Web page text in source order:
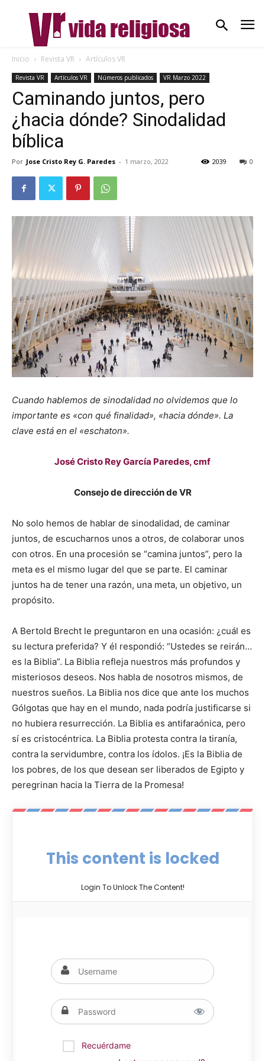
Inicio Revista VR Artículos VR
Revista VR Artículos VR Números publicados VR Marzo 2022
Caminando juntos, pero
¿hacia dónde? Sinodalidad
bíblica
Por Jose Cristo Rey G. Paredes - 1 marzo, 2022 0
2039
Cuando hablemos de sinodalidad no olvidemos que lo
importante es «con qué finalidad», «hacia dónde». La
clave está en el «eschaton».
José Cristo Rey García Paredes, cmf
Consejo de dirección de VR
No solo hemos de hablar de sinodalidad, de caminar
juntos, de escucharnos unos a otros, de colaborar unos
con otros. En una procesión se “camina juntos”, pero la
meta es el mismo lugar del que se parte. El caminar
juntos ha de tener una razón, una meta, un objetivo, un
propósito.
A Bertold Brecht le preguntaron en una ocasión: ¿cuál es
su lectura preferida? Y él respondió: “Ustedes se reirán…
es la Biblia”. La Biblia refleja nuestros más profundos y
misteriosos deseos. Nos habla de nosotros mismos, de
nuestros sueños. La Biblia nos dice que ante los muchos
Gólgotas que hay en el mundo, nada podría justificarse si
no hubiera resurrección. La Biblia es antifaraónica, pero
sí es cristocéntrica. La Biblia protesta contra la tiranía,
contra la servidumbre, contra los ídolos. ¡Es la Biblia de
los pobres, de los que desean ser liberados de Egipto y
peregrinan hacia la Tierra de la Promesa!
This content is locked
Login To Unlock The Content!
Recuérdame